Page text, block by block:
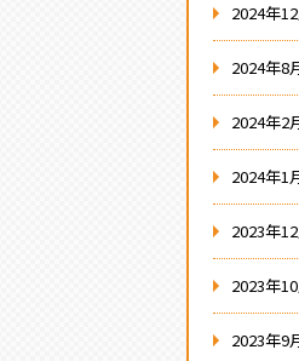
2024年
2024年8
2024年2
2024年1
2023年
2023年
2023年9